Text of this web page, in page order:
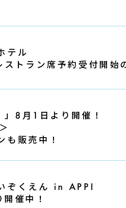
テル
トラン席予約受付開始
8月1日より開催！
も販売中！
ぞくえん in APPI
催中！